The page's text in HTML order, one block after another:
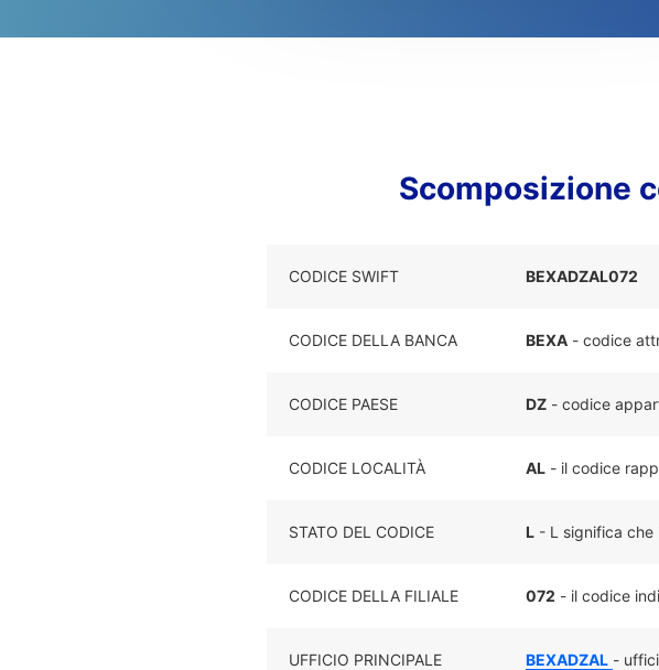
Scomposizione
CODICE SWIFT BEXADZAL072
CODICE DELLA BANCA BEXA - codice
CODICE PAESE DZ - codice
CODICE LOCALITÀ AL - il codice
STATO DEL CODICE L - L significa
CODICE DELLA FILIALE 072 - il codice
UFFICIO PRINCIPALE BEXADZAL -